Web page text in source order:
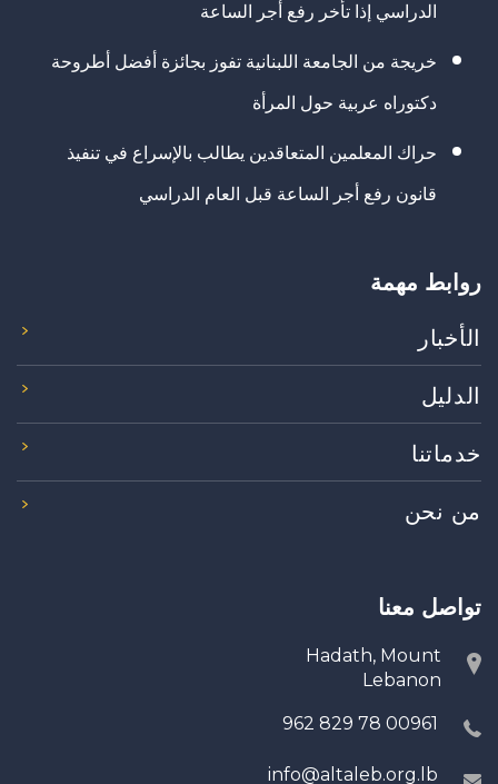
الدراسي إذا تأخر رفع أجر الساعة
خريجة من الجامعة اللبنانية تفوز بجائزة أفضل أطروحة
دكتوراه عربية حول المرأة
حراك المعلمين المتعاقدين يطالب بالإسراع في تنفيذ
قانون رفع أجر الساعة قبل العام الدراسي
روابط مهمة
الأخبار
الدليل
خدماتنا
من نحن
تواصل معنا
Hadath, Mount
Lebanon
00961 78 829 962
info@altaleb.org.lb